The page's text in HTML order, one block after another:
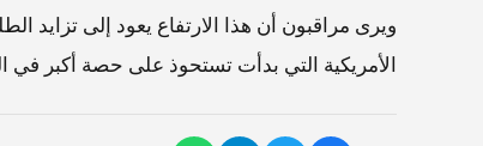
ويرى مراقبون أن هذا الارتفاع يعود إلى تزايد
الأمريكية التي بدأت تستحوذ على حصة أكبر في